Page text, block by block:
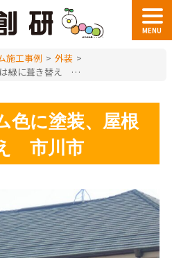
MENU
施工事例 > 外装 >
外壁はクリーム色に塗装、屋根は緑に葺き替え 市川市
色に塗装、屋根
市川市